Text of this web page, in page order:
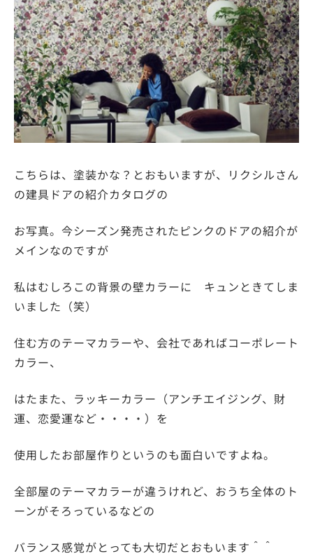
こちらは、塗装かな？とおもいますが、リクシルさん
の建具ドアの紹介カタログの
お写真。今シーズン発売されたピンクのドアの紹介が
メインなのですが
私はむしろこの背景の壁カラーに キュンときてしま
いました（笑）
住む方のテーマカラーや、会社であればコーポレート
カラー、
はたまた、ラッキーカラー（アンチエイジング、財
運、恋愛運など・・・・）を
使用したお部屋作りというのも面白いですよね。
全部屋のテーマカラーが違うけれど、おうち全体のト
ーンがそろっているなどの
バランス感覚がとっても大切だとおもいます＾＾